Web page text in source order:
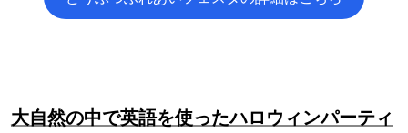
大自然の中で英語を使ったハロウィンパーティ